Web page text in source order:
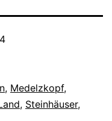
, Medelzkopf,
, Steinhäuser,